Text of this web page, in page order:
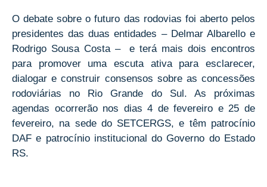
O debate sobre o futuro das rodovias foi aberto pelos
presidentes das duas entidades – Delmar Albarello e
Rodrigo Sousa Costa – e terá mais dois encontros
para promover uma escuta ativa para esclarecer,
dialogar e construir consensos sobre as concessões
rodoviárias no Rio Grande do Sul. As próximas
agendas ocorrerão nos dias 4 de fevereiro e 25 de
fevereiro, na sede do SETCERGS, e têm patrocínio
DAF e patrocínio institucional do Governo do Estado
RS.